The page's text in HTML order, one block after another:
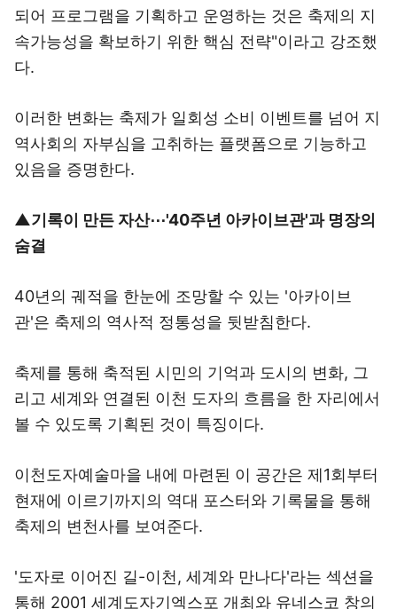
되어 프로그램을 기획하고 운영하는 것은 축제의 지
속가능성을 확보하기 위한 핵심 전략"이라고 강조했
다.
이러한 변화는 축제가 일회성 소비 이벤트를 넘어 지
역사회의 자부심을 고취하는 플랫폼으로 기능하고
있음을 증명한다.
▲기록이 만든 자산⋯'40주년 아카이브관'과 명장의
숨결
40년의 궤적을 한눈에 조망할 수 있는 '아카이브
관'은 축제의 역사적 정통성을 뒷받침한다.
축제를 통해 축적된 시민의 기억과 도시의 변화, 그
리고 세계와 연결된 이천 도자의 흐름을 한 자리에서
볼 수 있도록 기획된 것이 특징이다.
이천도자예술마을 내에 마련된 이 공간은 제1회부터
현재에 이르기까지의 역대 포스터와 기록물을 통해
축제의 변천사를 보여준다.
'도자로 이어진 길-이천, 세계와 만나다'라는 섹션을
통해 2001 세계도자기엑스포 개최와 유네스코 창의